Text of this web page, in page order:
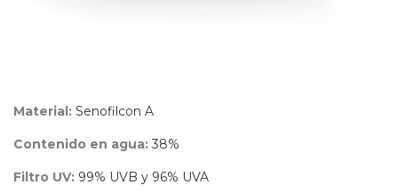
Material: Senofilcon A
Contenido en agua: 38%
Filtro UV: 99% UVB y 96% UVA